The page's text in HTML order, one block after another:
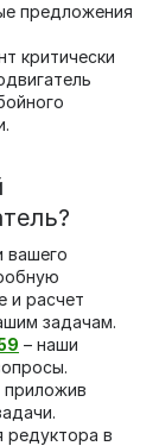
предложения
критически
вашего
и расчет
задачам.
– наши
, приложив
редуктора в